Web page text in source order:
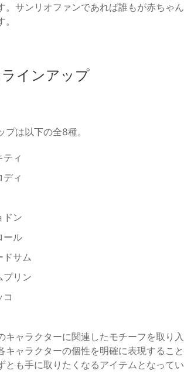
。サンリオファンであれば誰もが赤ちゃ
インアップ
プは以下の全8種。
ィ
ィ
ドン
ール
ドサム
プリン
キャラクターに関連したモチーフを取り
キャラクターの個性を明確に表現するこ
とも手に取りたくなるアイテムとなってい